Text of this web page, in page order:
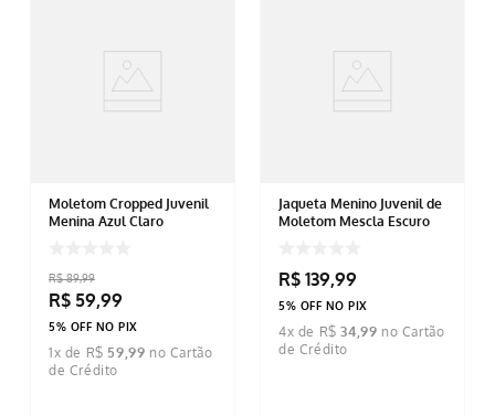
Moletom Cropped Juvenil
Menina Azul Claro
R$ 89,99
R$ 59,99
5% OFF NO PIX
1x de R$ 59,99
Jaqueta Menino Juvenil de
Moletom Mescla Escuro
R$ 139,99
5% OFF NO PIX
4x de R$ 34,99